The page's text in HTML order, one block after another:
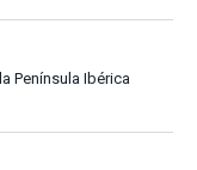
Península Ibérica